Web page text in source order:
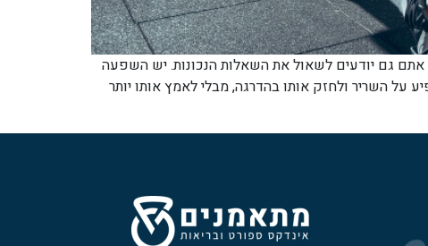
אתם גם יודעים לשאול את השאלות הנכונות. יש השפעה
על השריר ולחזק אותו בהדרגה, מבלי לאמץ אותו יותר